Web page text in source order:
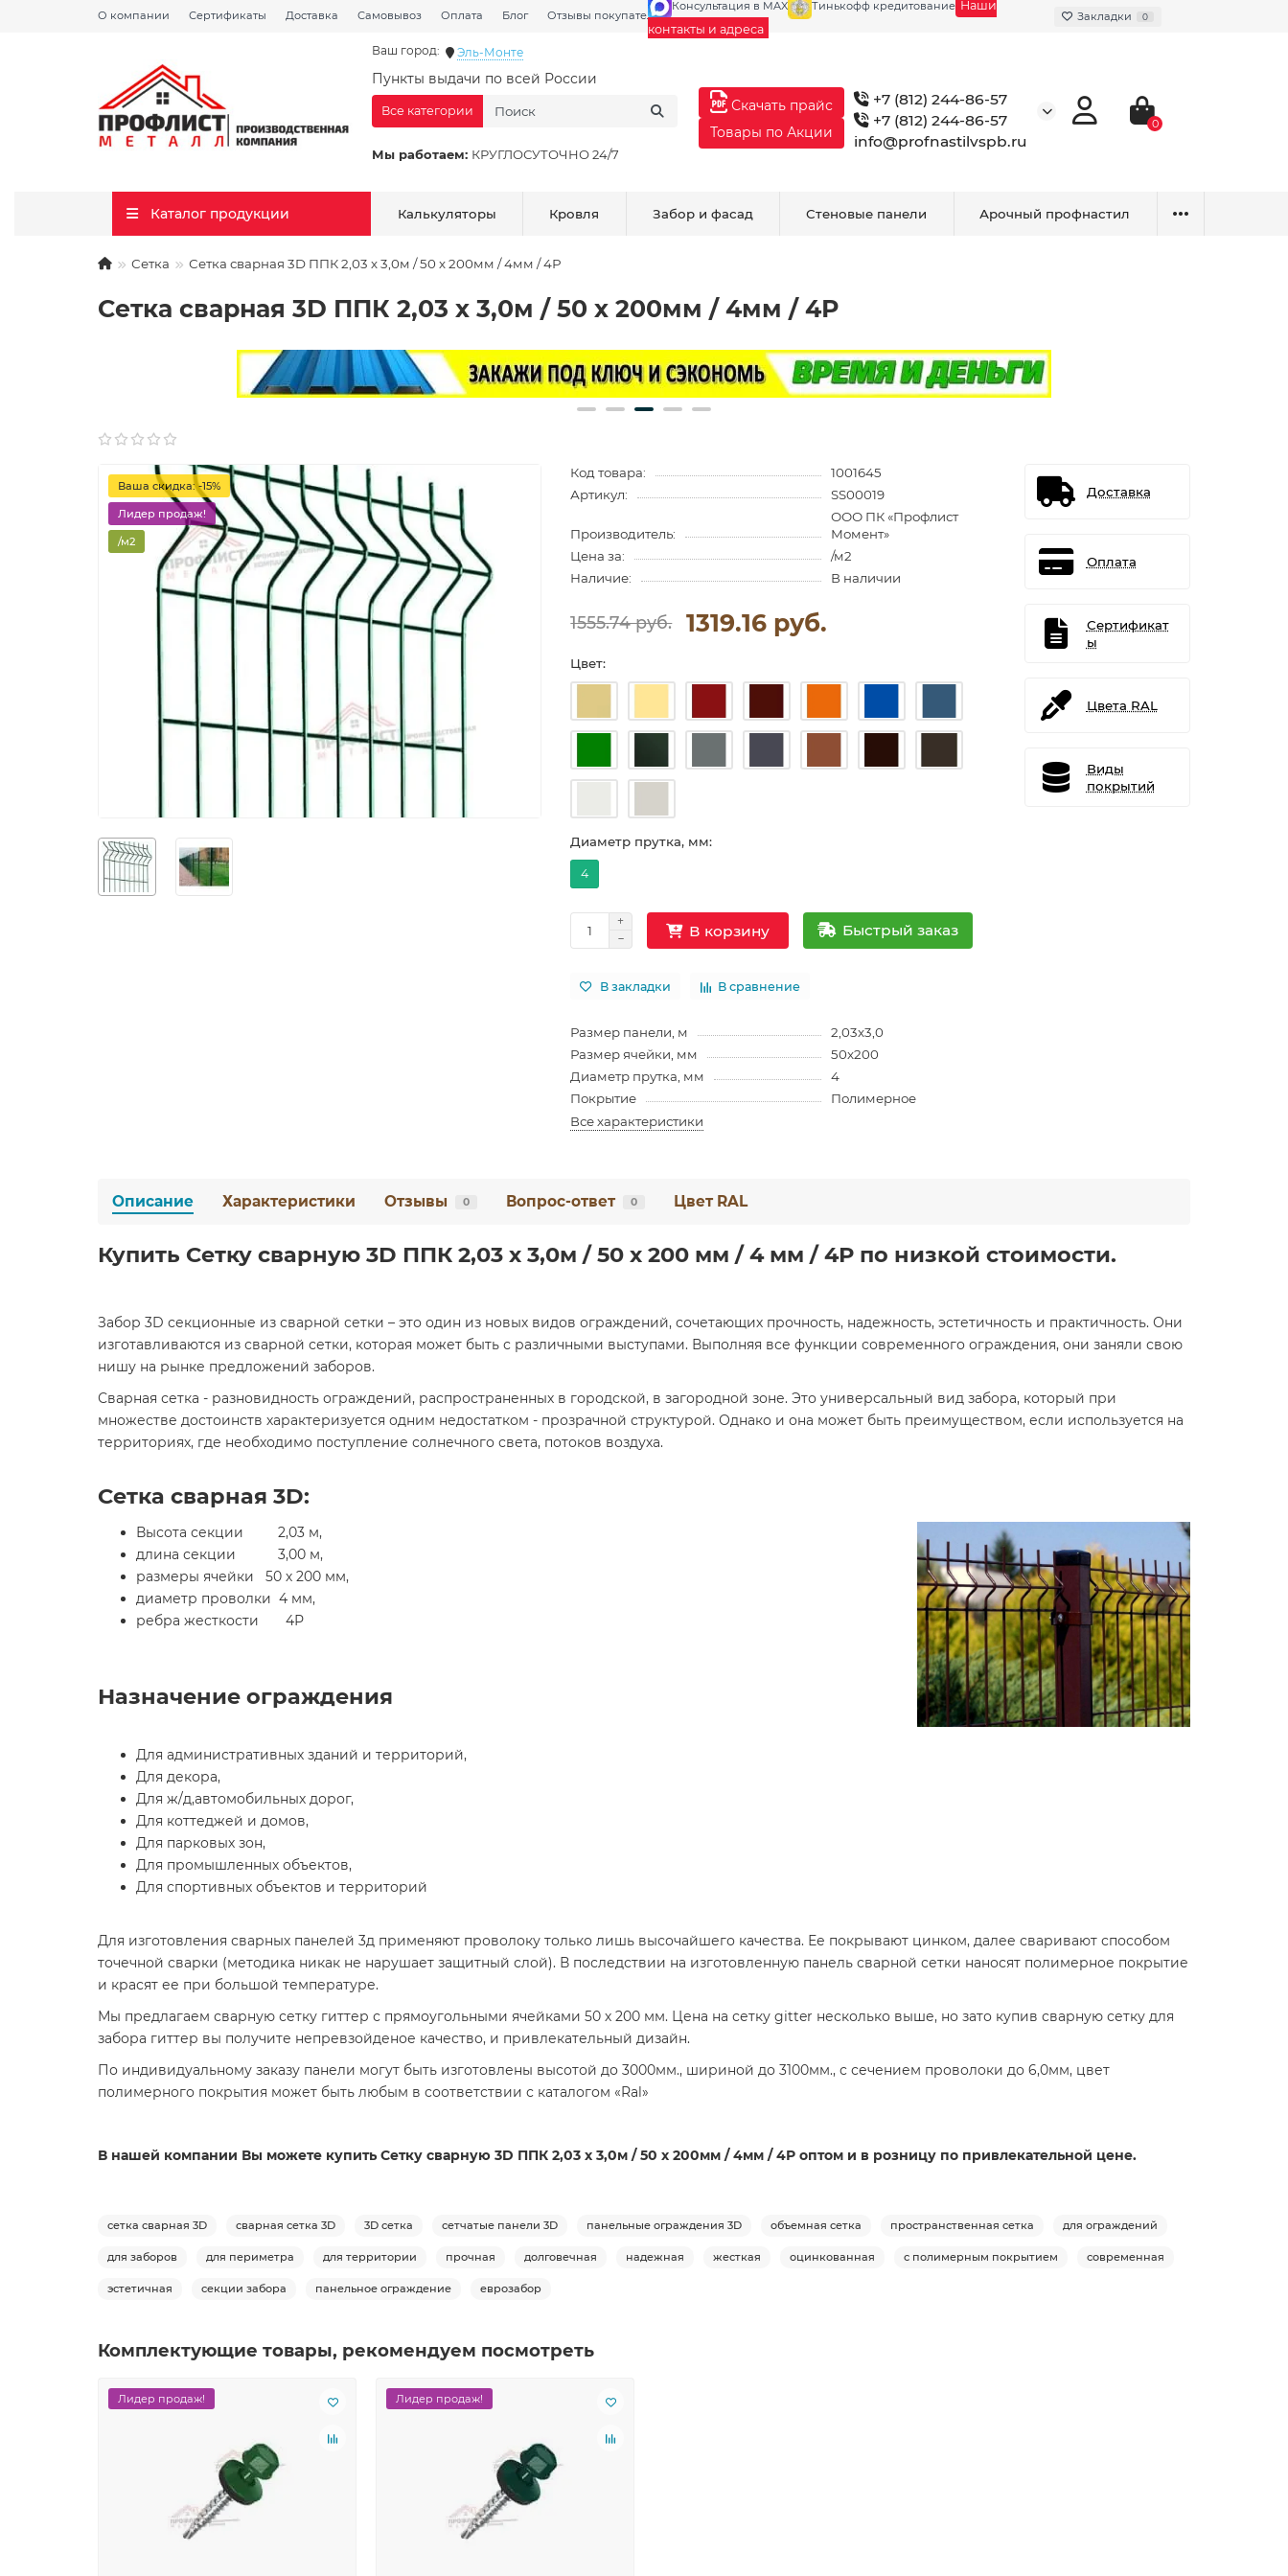
О компании Сертификаты Доставка Самовывоз Оплата Блог Отзывы покупателей Галерея
Консультация в MAX Тинькофф кредитование Наши
контакты и адреса
Закладки 0
Ваш город: Эль-Монте
Пункты выдачи по всей России
Мы работаем: КРУГЛОСУТОЧНО 24/7
Все категории
Скачать прайс
Товары по Акции
+7 (812) 244-86-57
+7 (812) 244-86-57
info@profnastilvspb.ru
0
Каталог продукции Калькуляторы Кровля Забор и фасад Стеновые панели Арочный профнастил
Сетка Сетка сварная 3D ППК 2,03 х 3,0м / 50 х 200мм / 4мм / 4Р
Сетка сварная 3D ППК 2,03 х 3,0м / 50 х 200мм / 4мм / 4Р
Ваша скидка: -15%
Лидер продаж!
/м2
Код товара:
1001645
Артикул:
SS00019
Производитель:
ООО ПК «Профлист
Момент»
Цена за:
/м2
Наличие:
В наличии
1555.74 руб. 1319.16 руб.
Цвет:
Диаметр прутка, мм:
4
В корзину Быстрый заказ
В закладки В сравнение
Размер панели, м
2,03x3,0
Размер ячейки, мм
50x200
Диаметр прутка, мм
4
Покрытие
Полимерное
Все характеристики
Доставка
Оплата
Сертификат
ы
Цвета RAL
Виды
покрытий
Описание Характеристики Отзывы 0 Вопрос-ответ 0 Цвет RAL
Купить Сетку сварную 3D ППК 2,03 х 3,0м / 50 х 200 мм / 4 мм / 4Р по низкой стоимости.
Забор 3D секционные из сварной сетки – это один из новых видов ограждений, сочетающих прочность, надежность, эстетичность и практичность. Они
изготавливаются из сварной сетки, которая может быть с различными выступами. Выполняя все функции современного ограждения, они заняли свою
нишу на рынке предложений заборов.
Сварная сетка - разновидность ограждений, распространенных в городской, в загородной зоне. Это универсальный вид забора, который при
множестве достоинств характеризуется одним недостатком - прозрачной структурой. Однако и она может быть преимуществом, если используется на
территориях, где необходимо поступление солнечного света, потоков воздуха.
Сетка сварная 3D:
Высота секции 2,03 м,
длина секции 3,00 м,
размеры ячейки 50 х 200 мм,
диаметр проволки 4 мм,
ребра жесткости 4Р
Назначение ограждения
Для административных зданий и территорий,
Для декора,
Для ж/д,автомобильных дорог,
Для коттеджей и домов,
Для парковых зон,
Для промышленных объектов,
Для спортивных объектов и территорий
Для изготовления сварных панелей 3д применяют проволоку только лишь высочайшего качества. Ее покрывают цинком, далее сваривают способом
точечной сварки (методика никак не нарушает защитный слой). В последствии на изготовленную панель сварной сетки наносят полимерное покрытие
и красят ее при большой температуре.
Мы предлагаем сварную сетку гиттер с прямоугольными ячейками 50 х 200 мм. Цена на сетку gitter несколько выше, но зато купив сварную сетку для
забора гиттер вы получите непревзойденое качество, и привлекательный дизайн.
По индивидуальному заказу панели могут быть изготовлены высотой до 3000мм., шириной до 3100мм., с сечением проволоки до 6,0мм, цвет
полимерного покрытия может быть любым в соответствии с каталогом «Ral»
В нашей компании Вы можете купить Сетку сварную 3D ППК 2,03 х 3,0м / 50 х 200мм / 4мм / 4Р оптом и в розницу по привлекательной цене.
сетка сварная 3D сварная сетка 3D 3D сетка сетчатые панели 3D панельные ограждения 3D объемная сетка пространственная сетка для ограждений
для заборов для периметра для территории прочная долговечная надежная жесткая оцинкованная с полимерным покрытием современная
эстетичная секции забора панельное ограждение еврозабор
Комплектующие товары, рекомендуем посмотреть
Лидер продаж! Лидер продаж!